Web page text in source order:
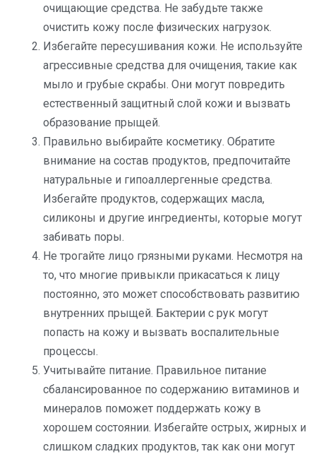
очищающие средства. Не забудьте также
очистить кожу после физических нагрузок.
Избегайте пересушивания кожи. Не используйте
агрессивные средства для очищения, такие как
мыло и грубые скрабы. Они могут повредить
естественный защитный слой кожи и вызвать
образование прыщей.
Правильно выбирайте косметику. Обратите
внимание на состав продуктов, предпочитайте
натуральные и гипоаллергенные средства.
Избегайте продуктов, содержащих масла,
силиконы и другие ингредиенты, которые могут
забивать поры.
Не трогайте лицо грязными руками. Несмотря на
то, что многие привыкли прикасаться к лицу
постоянно, это может способствовать развитию
внутренних прыщей. Бактерии с рук могут
попасть на кожу и вызвать воспалительные
процессы.
Учитывайте питание. Правильное питание
сбалансированное по содержанию витаминов и
минералов поможет поддержать кожу в
хорошем состоянии. Избегайте острых, жирных и
слишком сладких продуктов, так как они могут